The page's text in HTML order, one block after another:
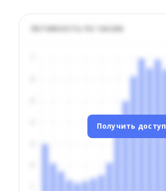
Активность по часам
Получить доступ